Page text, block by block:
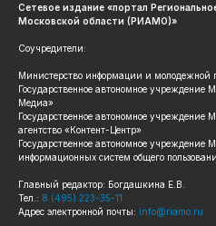
Сетевое издание «портал
Московской области (РИАМО)»
Соучредители:
Министерство информации и молодежной
Государственное автономное учреждение
Медиа»
Государственное автономное учреждение
агентство «Контент-Центр»
Государственное автономное учреждение
информационных систем общего
Главный редактор: Богдашкина Е.В.
Тел.: 8 (495) 223-35-11
Адрес электронной почты: info@riamo.ru